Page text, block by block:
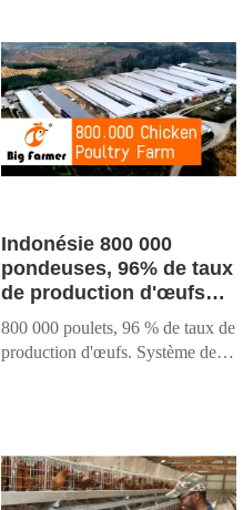
collecte des œufs et enlèvement
du fumier.
Indonésie 800 000
pondeuses, 96% de taux
de production d'œufs
avec 6 niveaux de
système automatique de
cages en batterie pour
800 000 poulets, 96 % de taux de
production d'œufs. Système de